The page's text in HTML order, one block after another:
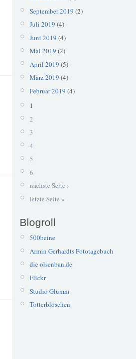
September 2019 (2)
Juli 2019 (4)
Juni 2019 (4)
Mai 2019 (2)
April 2019 (5)
März 2019 (4)
Februar 2019 (4)
1
2
3
4
5
6
nächste Seite ›
letzte Seite »
Blogroll
500beine
Armin Gerhardts Fototagebuch
die olsenban.de
Flickr
Studio Glumm
Totterbloschen